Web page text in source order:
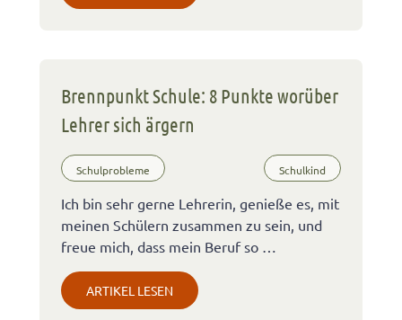
Brennpunkt Schule: 8 Punkte worüber
Lehrer sich ärgern
Schulprobleme Schulkind
Ich bin sehr gerne Lehrerin, genieße es, mit
meinen Schülern zusammen zu sein, und
freue mich, dass mein Beruf so …
ARTIKEL LESEN